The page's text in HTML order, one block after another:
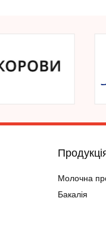
Молочна
Бакалія